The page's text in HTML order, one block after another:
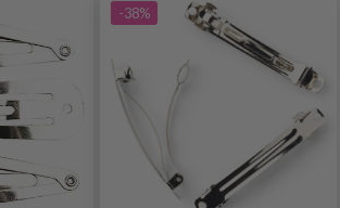
-38%